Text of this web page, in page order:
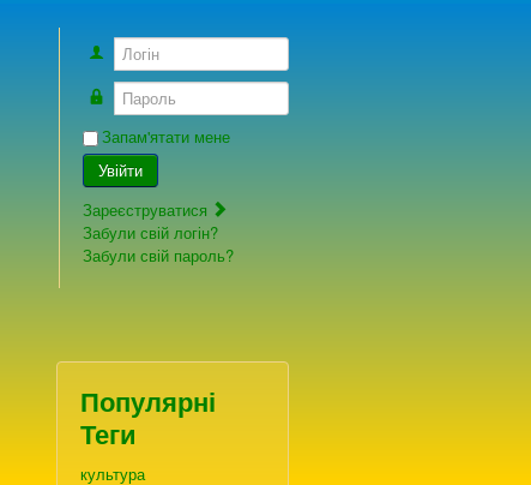
Логін
Пароль
Запам'ятати мене
Увійти
Зареєструватися
Забули свій логін?
Забули свій пароль?
Популярні
Теги
культура